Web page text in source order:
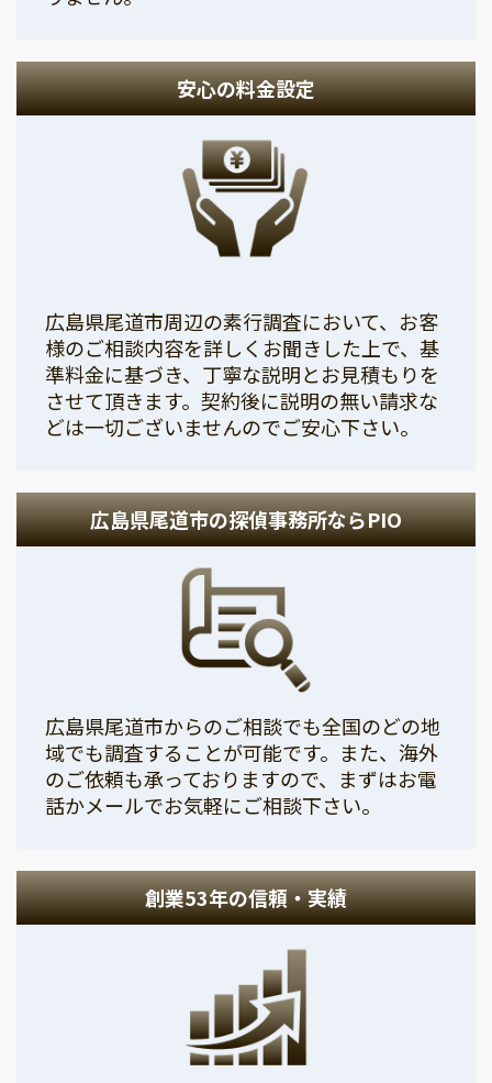
安心の料金設定
広島県尾道市周辺の素行調査において、お客
様のご相談内容を詳しくお聞きした上で、基
準料金に基づき、丁寧な説明とお見積もりを
させて頂きます。契約後に説明の無い請求な
どは一切ございませんのでご安心下さい。
広島県尾道市の探偵事務所ならPIO
広島県尾道市からのご相談でも全国のどの地
域でも調査することが可能です。また、海外
のご依頼も承っておりますので、まずはお電
話かメールでお気軽にご相談下さい。
創業53年の信頼・実績